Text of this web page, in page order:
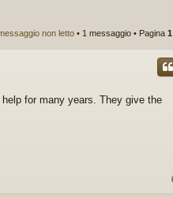
non letto • 1 messaggio • Pagina 1
for many years. They give the